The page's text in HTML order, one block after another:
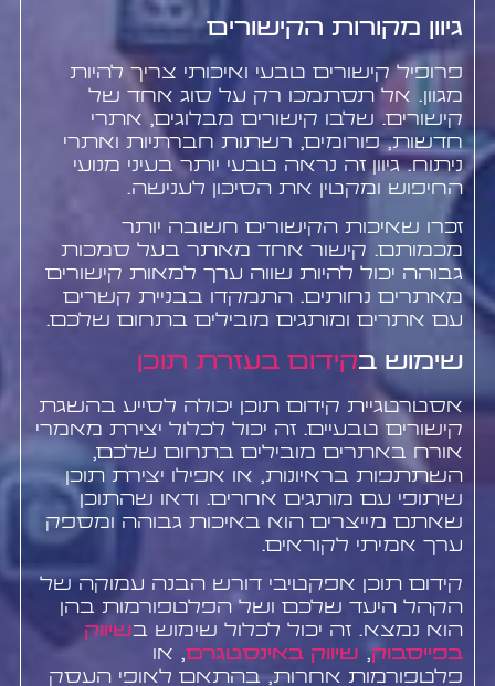
גיוון מקורות הקישורים
פרופיל קישורים טבעי ואיכותי צריך להיות
מגוון. אל תסתמכו רק על סוג אחד של
קישורים. שלבו קישורים מבלוגים, אתרי
חדשות, פורומים, רשתות חברתיות ואתרי
ניתוח. גיוון זה נראה טבעי יותר בעיני מנועי
החיפוש ומקטין את הסיכון לענישה.
זכרו שאיכות הקישורים חשובה יותר
מכמותם. קישור אחד מאתר בעל סמכות
גבוהה יכול להיות שווה ערך למאות קישורים
מאתרים נחותים. התמקדו בבניית קשרים
עם אתרים ומותגים מובילים בתחום שלכם.
שימוש בקידום בעזרת תוכן
אסטרטגיית קידום תוכן יכולה לסייע בהשגת
קישורים טבעיים. זה יכול לכלול יצירת מאמרי
אורח באתרים מובילים בתחום שלכם,
השתתפות בראיונות, או אפילו יצירת תוכן
שיתופי עם מותגים אחרים. ודאו שהתוכן
שאתם מייצרים הוא באיכות גבוהה ומספק
ערך אמיתי לקוראים.
קידום תוכן אפקטיבי דורש הבנה עמוקה של
הקהל היעד שלכם ושל הפלטפורמות בהן
הוא נמצא. זה יכול לכלול שימוש בשיווק
בפייסבוק, שיווק באינסטגרם, או
פלטפורמות אחרות, בהתאם לאופי העסק